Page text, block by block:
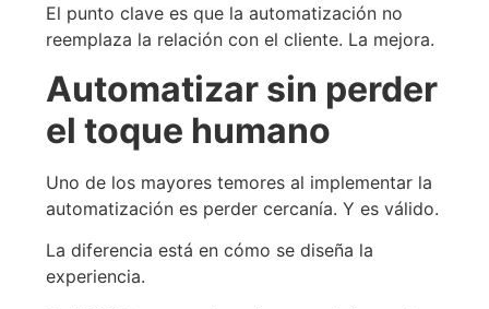
El punto clave es que la automatización no
reemplaza la relación con el cliente. La mejora.
Automatizar sin perder
el toque humano
Uno de los mayores temores al implementar la
automatización es perder cercanía. Y es válido.
La diferencia está en cómo se diseña la
experiencia.